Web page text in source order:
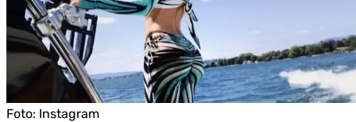
Foto: Instagram